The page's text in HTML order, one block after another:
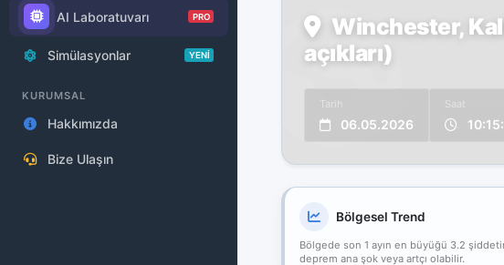
AI Laboratuvarı PRO
Simülasyonlar YENİ
KURUMSAL
Hakkımızda
Bize Ulaşın
Winchester,
açıkları)
Tarih
06.05.2026
Saat
Bölgesel Trend
Bölgede son 1 ayın en büyüğü 3.2
deprem ana şok veya artçı olabilir.